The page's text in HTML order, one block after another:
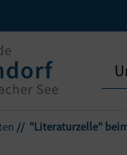
"Literaturzelle"